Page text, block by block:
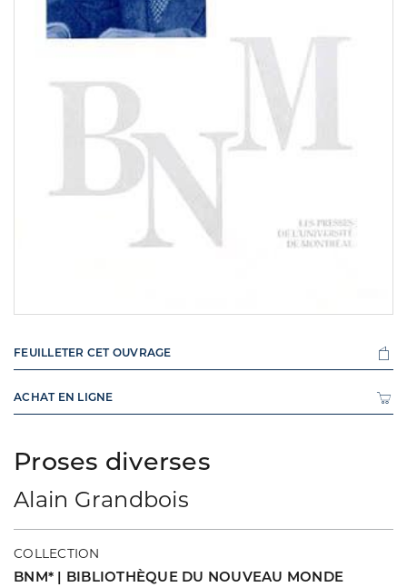
Proses diverses
Alain Grandbois
COLLECTION
BNM* | BIBLIOTHÈQUE DU NOUVEAU MONDE
FEUILLETER CET OUVRAGE
ACHAT EN LIGNE